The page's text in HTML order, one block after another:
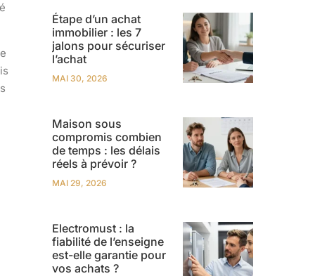
Étape d’un achat
immobilier : les 7
jalons pour sécuriser
l’achat
MAI 30, 2026
Maison sous
compromis combien
de temps : les délais
réels à prévoir ?
MAI 29, 2026
Electromust : la
fiabilité de l’enseigne
est-elle garantie pour
vos achats ?